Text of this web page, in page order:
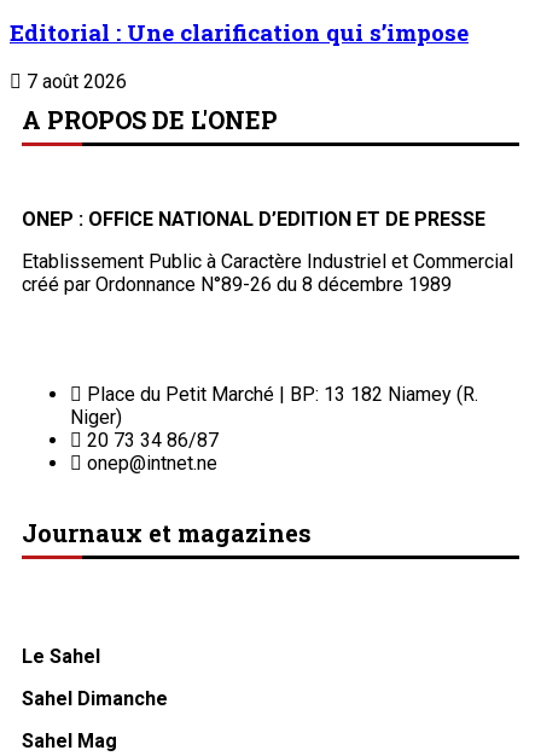
Editorial : Une clarification qui s’impose
7 août 2026
A PROPOS DE L'ONEP
ONEP : OFFICE NATIONAL D’EDITION ET DE PRESSE
Etablissement Public à Caractère Industriel et Commercial
créé par Ordonnance N°89-26 du 8 décembre 1989
Place du Petit Marché | BP: 13 182 Niamey (R.
Niger)
20 73 34 86/87
onep@intnet.ne
Journaux et magazines
Le Sahel
Sahel Dimanche
Sahel Mag